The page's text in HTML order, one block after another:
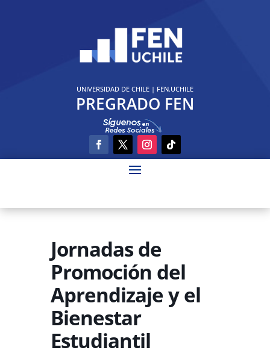
UNIVERSIDAD DE CHILE| FEN.UCHILE
PREGRADO FEN
Jornadas de
Promoción del
Aprendizaje y el
Bienestar
Estudiantil